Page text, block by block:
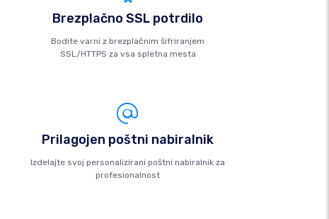
Brezplačno SSL potrdilo
Bodite varni z brezplačnim šifriranjem
SSL/HTTPS za vsa spletna mesta
Prilagojen poštni nabiralnik
Izdelajte svoj personalizirani poštni nabiralnik za
profesionalnost